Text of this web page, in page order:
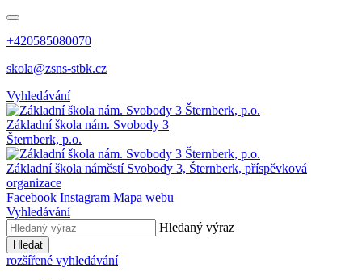
+420585080070
skola@zsns-stbk.cz
Vyhledávání
Základní škola nám. Svobody 3
Šternberk, p.o.
Základní škola náměstí Svobody 3, Šternberk, příspěvková
organizace
Facebook Instagram Mapa webu
Vyhledávání
Hledaný výraz
Hledat
rozšířené vyhledávání